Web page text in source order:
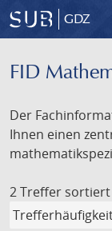
GDZ
FID
Der
Ihnen einen
2 Treffer sortiert